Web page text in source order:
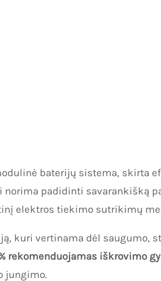
baterijų sistema, skirta
padidinti savarankišką
elektros tiekimo sutrikimų
kuri vertinama dėl saugumo,
rekomenduojamas iškrovimo
jungimo.